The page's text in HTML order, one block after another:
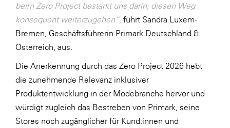
beim Zero Project bestärkt uns darin, diesen Weg
konsequent weiterzugehen“, führt Sandra Luxem-
Bremen, Geschäftsführerin Primark Deutschland &
Österreich, aus.
Die Anerkennung durch das Zero Project 2026 hebt
die zunehmende Relevanz inklusiver
Produktentwicklung in der Modebranche hervor und
würdigt zugleich das Bestreben von Primark, seine
Stores noch zugänglicher für Kund:innen und